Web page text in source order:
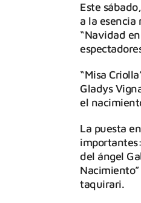
Este
a la esencia
“Navidad
“Misa
Gladys
el
La puesta
del ángel
taquirari.